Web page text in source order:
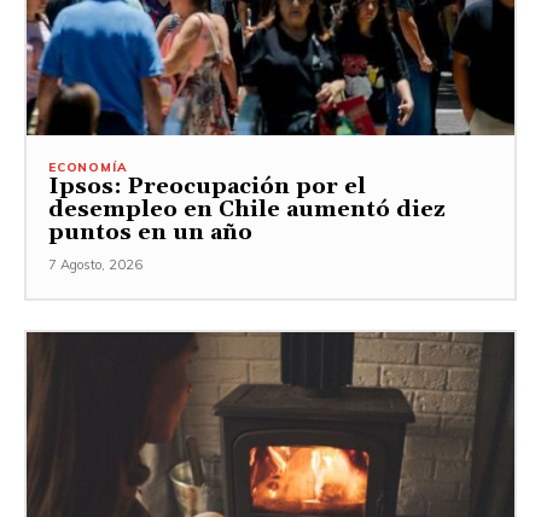
ECONOMÍA
Ipsos: Preocupación por el
desempleo en Chile aumentó diez
puntos en un año
7 Agosto, 2026